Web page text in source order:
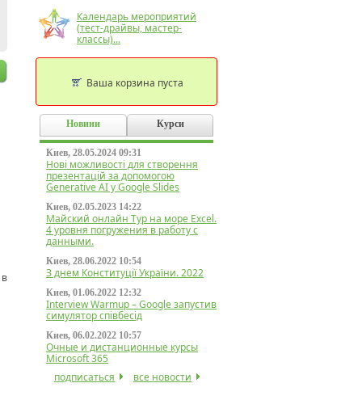
Календарь мероприятий
(тест-драйвы, мастер-
классы)...
Ваша корзина пуста
Новини Курси
Киев, 28.05.2024 09:31
Нові можливості для створення
презентацій за допомогою
Generative AI у Google Slides
Киев, 02.05.2023 14:22
Майский онлайн Тур на море Excel.
4 уровня погружения в работу с
данными.
Киев, 28.06.2022 10:54
З днем Конституції України. 2022
Киев, 01.06.2022 12:32
Interview Warmup – Google запустив
симулятор співбесід
Киев, 06.02.2022 10:57
Очные и дистанционные курсы
Microsoft 365
подписаться
все новости